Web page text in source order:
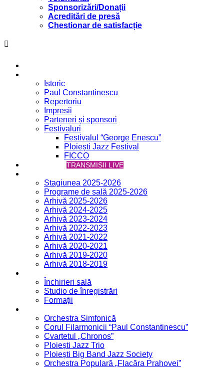
Sponsorizări/Donații
Acreditări de presă
Chestionar de satisfacție
Istoric
Paul Constantinescu
Repertoriu
Impresii
Parteneri și sponsori
Festivaluri
Festivalul “George Enescu”
Ploiești Jazz Festival
FICCO
TRANSMISII LIVE
Stagiunea 2025-2026
Programe de sală 2025-2026
Arhivă 2025-2026
Arhivă 2024-2025
Arhivă 2023-2024
Arhivă 2022-2023
Arhivă 2021-2022
Arhivă 2020-2021
Arhivă 2019-2020
Arhivă 2018-2019
Închirieri sală
Studio de înregistrări
Formații
Orchestra Simfonică
Corul Filarmonicii “Paul Constantinescu”
Cvartetul „Chronos”
Ploiești Jazz Trio
Ploiești Big Band Jazz Society
Orchestra Populară „Flacăra Prahovei”